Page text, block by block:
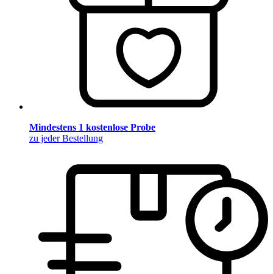
Mindestens 1 kostenlose Probe
zu jeder Bestellung